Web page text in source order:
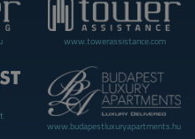
www.towerassistance.com
www.budapestluxuryapartments.hu